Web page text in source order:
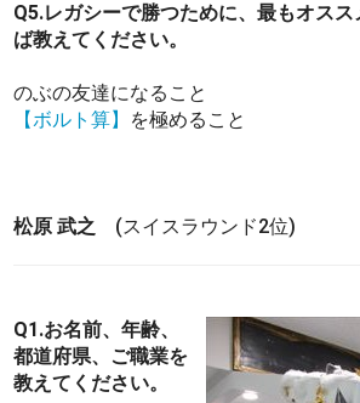
Q5.レガシーで勝つために、最もオス
ば教えてください。
のぶの友達になること
【ボルト算】 を極めること
松原 武之 (スイスラウンド2位)
Q1.お名前、年齢、
都道府県、ご職業を
教えてください。